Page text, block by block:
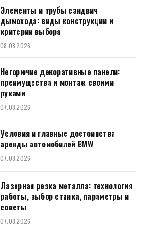
Элементы и трубы сэндвич
дымохода: виды конструкции и
критерии выбора
08.08.2026
Негорючие декоративные панели:
преимущества и монтаж своими
руками
07.08.2026
Условия и главные достоинства
аренды автомобилей BMW
07.08.2026
Лазерная резка металла: технология
работы, выбор станка, параметры и
советы
07.08.2026